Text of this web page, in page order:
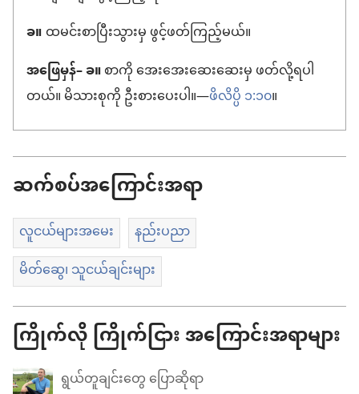
ခ။ထမင်းစာပြီးသွားမှ ဖွင့်ဖတ်ကြည့်မယ်။
အဖြေမှန်– ခ။စာကို အေးအေးဆေးဆေးမှ ဖတ်လို့ရပါ
တယ်။ မိသားစုကို ဦးစားပေးပါ။—ဖိလိပ္ပိ ၁:၁၀။
ဆက်စပ်အကြောင်းအရာ
လူငယ်များအမေး
နည်းပညာ
မိတ်ဆွေ၊ သူငယ်ချင်းများ
ကြိုက်လို ကြိုက်ငြား အကြောင်းအရာများ
ရွယ်တူချင်းတွေ ပြောဆိုရာ